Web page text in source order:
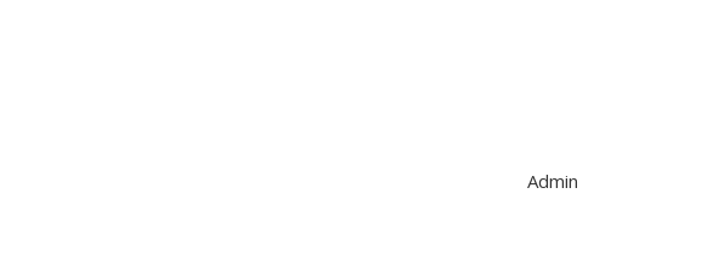
Admin